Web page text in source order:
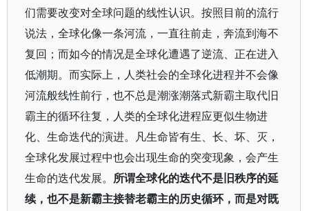
们需要改变对全球问题的线性认识。按照目前的流行
说法，全球化像一条河流，一直往前走，奔流到海不
复回；而如今的情况是全球化遭遇了逆流、正在进入
低潮期。而实际上，人类社会的全球化进程并不会像
河流般线性前行，也不总是潮涨潮落式新霸主取代旧
霸主的循环往复，人类的全球化进程应更似生物进
化、生命迭代的演进。凡生命皆有生、长、坏、灭，
全球化发展过程中也会出现生命的突变现象，会产生
生命的迭代发展。 所谓全球化的迭代不是旧秩序的延
续，也不是新霸主接替老霸主的历史循环，而是对既